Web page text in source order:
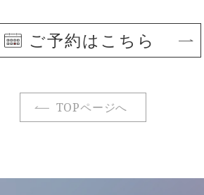
ご予約はこちら
TOPページへ